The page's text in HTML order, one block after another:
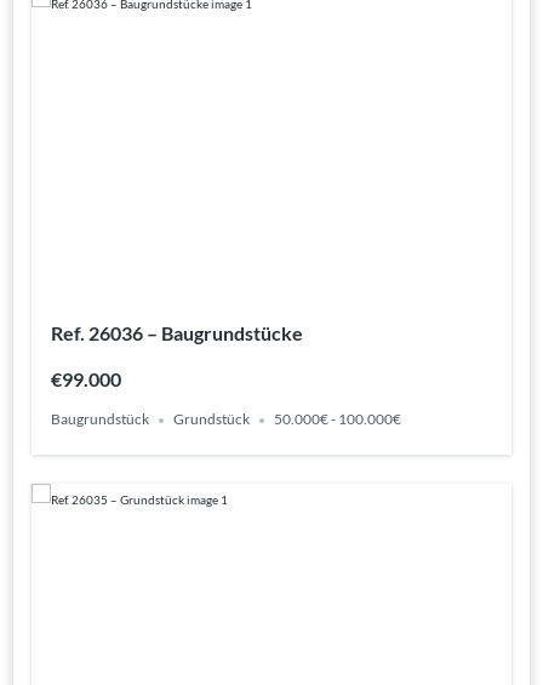
Ref. 26036 – Baugrundstücke
€99.000
Baugrundstück Grundstück 50.000€ - 100.000€